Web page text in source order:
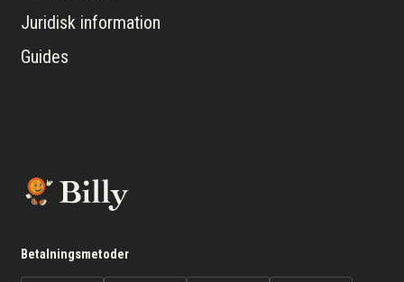
Juridisk information
Guides
Betalningsmetoder